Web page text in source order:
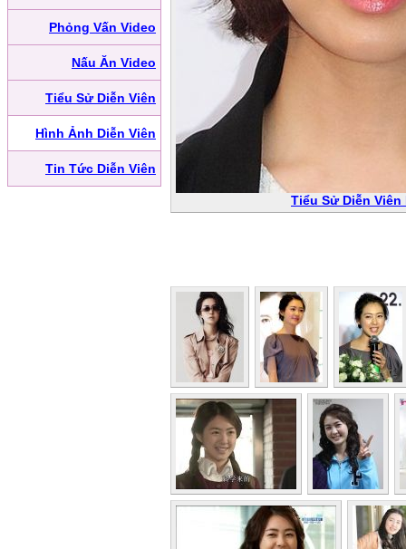
Phỏng Vấn Video
Nấu Ăn Video
Tiểu Sử Diễn Viên
Hình Ảnh Diễn Viên
Tin Tức Diễn Viên
Tiểu Sử Diễn Viên